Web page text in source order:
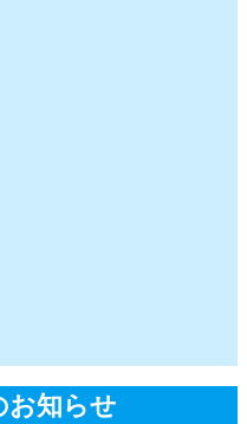
お知らせ